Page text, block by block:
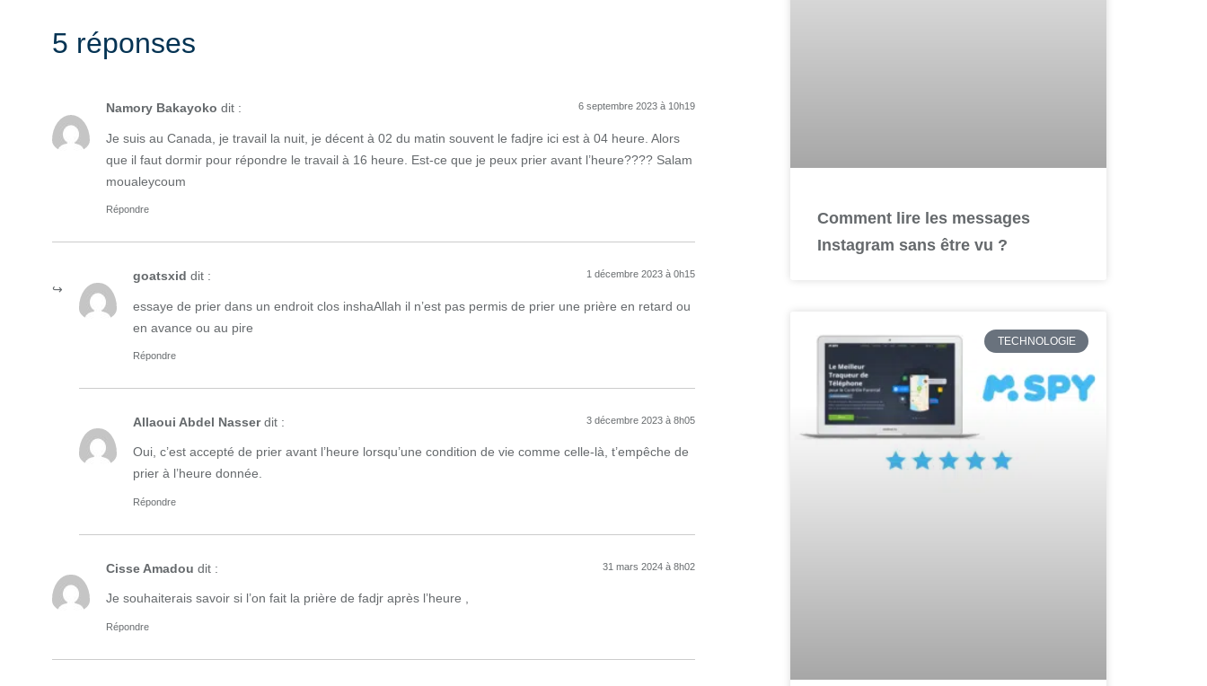
5 réponses
Namory Bakayoko dit : 6 septembre 2023 à 10h19
Je suis au Canada, je travail la nuit, je décent à 02 du matin souvent le fadjre ici est à 04 heure. Alors
que il faut dormir pour répondre le travail à 16 heure. Est-ce que je peux prier avant l’heure???? Salam
moualeycoum
Répondre
goatsxid dit : 1 décembre 2023 à 0h15
essaye de prier dans un endroit clos inshaAllah il n’est pas permis de prier une prière en retard ou
en avance ou au pire
Répondre
Allaoui Abdel Nasser dit : 3 décembre 2023 à 8h05
Oui, c’est accepté de prier avant l’heure lorsqu’une condition de vie comme celle-là, t’empêche de
prier à l’heure donnée.
Répondre
Cisse Amadou dit : 31 mars 2024 à 8h02
Je souhaiterais savoir si l’on fait la prière de fadjr après l’heure ,
Répondre
Comment lire les messages
Instagram sans être vu ?
TECHNOLOGIE